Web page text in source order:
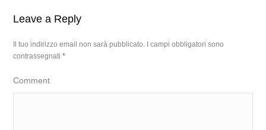
Leave a Reply
Il tuo indirizzo email non sarà pubblicato.
I campi obbligatori sono
contrassegnati*
Comment